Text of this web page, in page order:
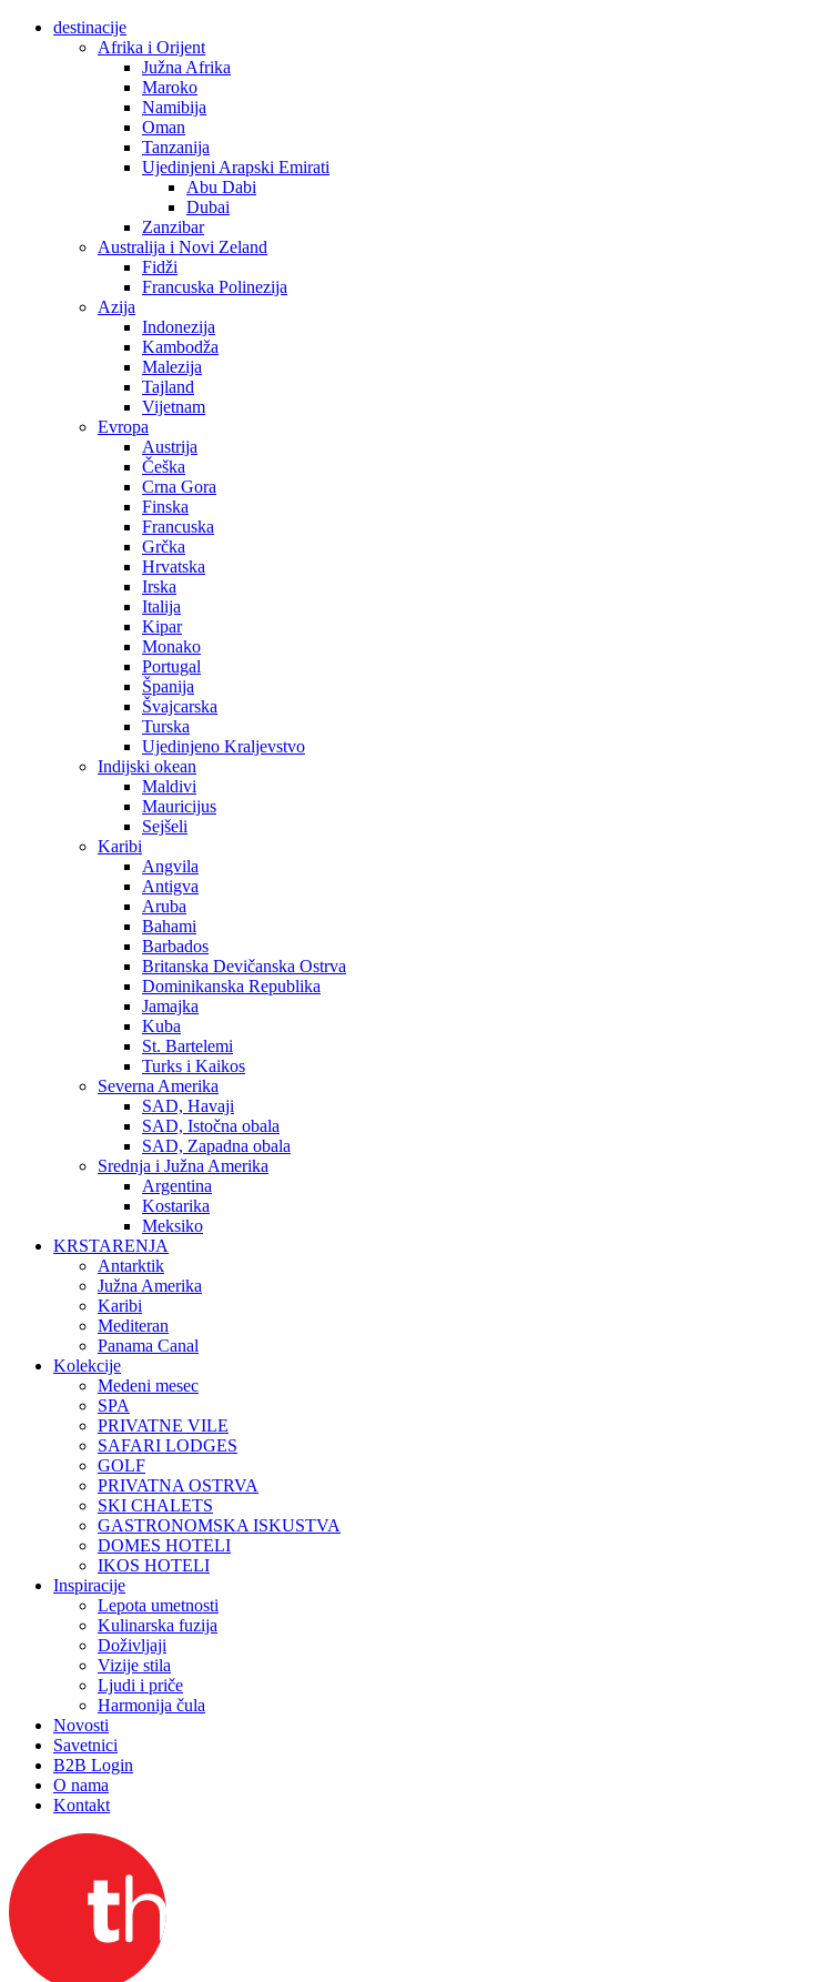
destinacije
Afrika i Orijent
Južna Afrika
Maroko
Namibija
Oman
Tanzanija
Ujedinjeni Arapski Emirati
Abu Dabi
Dubai
Zanzibar
Australija i Novi Zeland
Fidži
Francuska Polinezija
Azija
Indonezija
Kambodža
Malezija
Tajland
Vijetnam
Evropa
Austrija
Češka
Crna Gora
Finska
Francuska
Grčka
Hrvatska
Irska
Italija
Kipar
Monako
Portugal
Španija
Švajcarska
Turska
Ujedinjeno Kraljevstvo
Indijski okean
Maldivi
Mauricijus
Sejšeli
Karibi
Angvila
Antigva
Aruba
Bahami
Barbados
Britanska Devičanska Ostrva
Dominikanska Republika
Jamajka
Kuba
St. Bartelemi
Turks i Kaikos
Severna Amerika
SAD, Havaji
SAD, Istočna obala
SAD, Zapadna obala
Srednja i Južna Amerika
Argentina
Kostarika
Meksiko
KRSTARENJA
Antarktik
Južna Amerika
Karibi
Mediteran
Panama Canal
Kolekcije
Medeni mesec
SPA
PRIVATNE VILE
SAFARI LODGES
GOLF
PRIVATNA OSTRVA
SKI CHALETS
GASTRONOMSKA ISKUSTVA
DOMES HOTELI
IKOS HOTELI
Inspiracije
Lepota umetnosti
Kulinarska fuzija
Doživljaji
Vizije stila
Ljudi i priče
Harmonija čula
Novosti
Savetnici
B2B Login
O nama
Kontakt